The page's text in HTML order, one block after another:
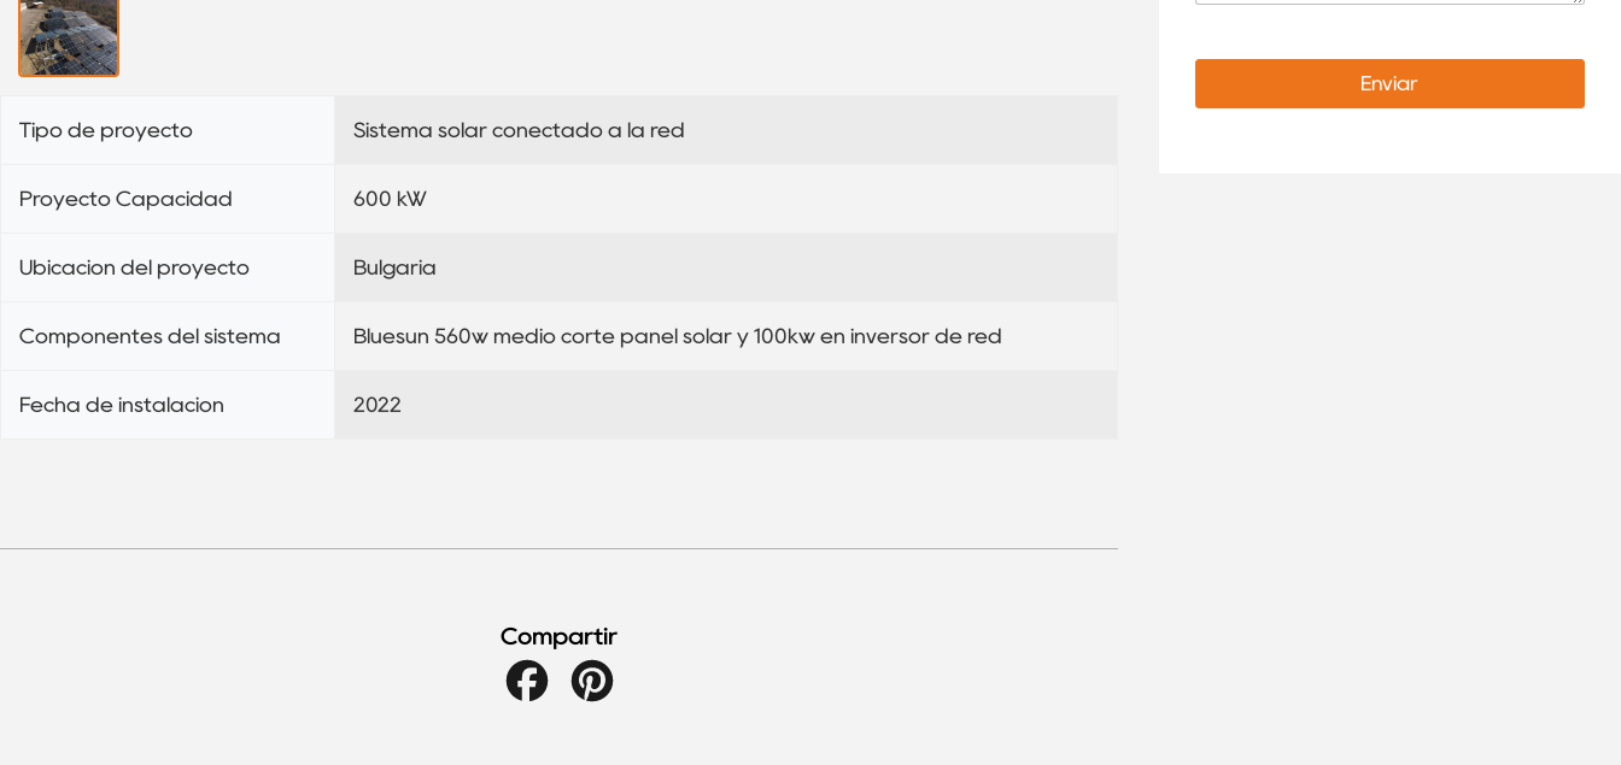
Tipo de proyecto Sistema solar conectado a la red
Proyecto Capacidad 600 kW
Ubicación del proyecto Bulgaria
Componentes del sistema Bluesun 560w medio corte panel solar y 100kw en inversor de red
Fecha de instalación 2022
Compartir
Facebook
Enviar